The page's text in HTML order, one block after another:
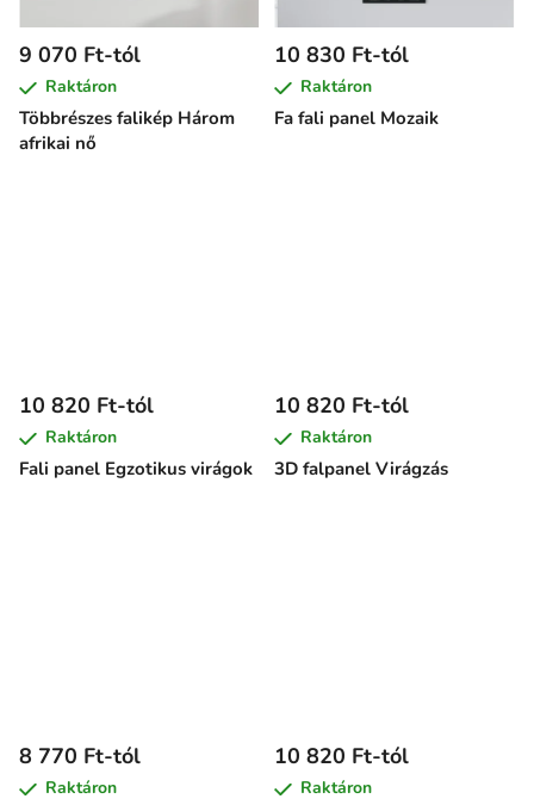
Többrészes falikép Három
afrikai nő
9 070 Ft-tól
Raktáron
Fa fali panel Mozaik
10 830 Ft-tól
Raktáron
Fali panel Egzotikus virágok
10 820 Ft-tól
Raktáron
3D falpanel Virágzás
10 820 Ft-tól
Raktáron
8 770 Ft-tól
Raktáron
10 820 Ft-tól
Raktáron